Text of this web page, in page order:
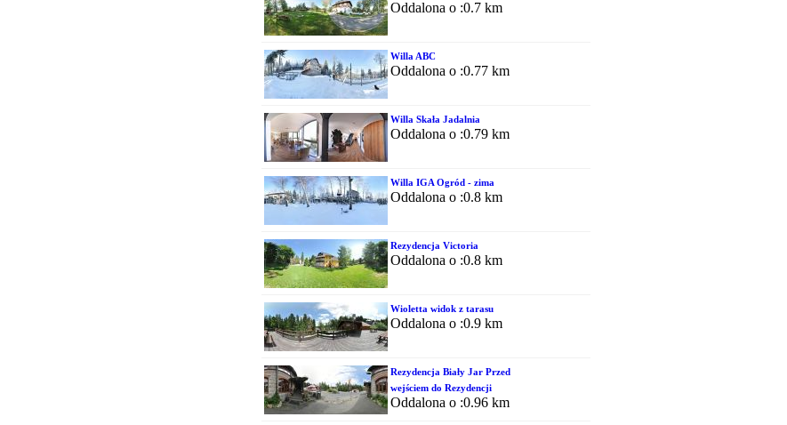
Oddalona o :0.7 km
Willa ABC
Oddalona o :0.77 km
Willa Skała Jadalnia
Oddalona o :0.79 km
Willa IGA Ogród - zima
Oddalona o :0.8 km
Rezydencja Victoria
Oddalona o :0.8 km
Wioletta widok z tarasu
Oddalona o :0.9 km
Rezydencja Biały Jar Przed
wejściem do Rezydencji
Oddalona o :0.96 km